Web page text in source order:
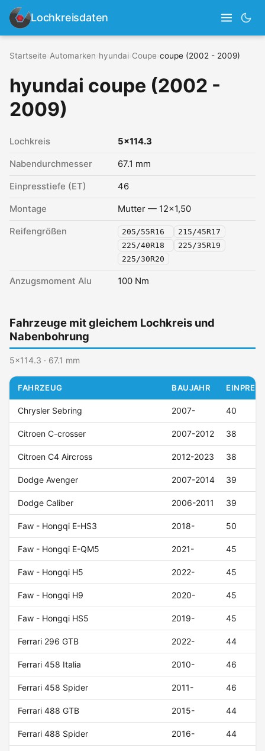
Lochkreisdaten
Startseite Automarken hyundai Coupe coupe (2002 - 2009)
hyundai coupe (2002 -
2009)
Lochkreis 5x114.3
Nabendurchmesser 67.1 mm
Einpresstiefe (ET) 46
Montage Mutter — 12x1,50
Reifengrößen 205/55R16
215/45R17
225/40R18
225/35R19
225/30R20
Anzugsmoment Alu 100 Nm
Fahrzeuge mit gleichem Lochkreis und
Nabenbohrung
5x114.3 · 67.1 mm
FAHRZEUG BAUJAHR
Chrysler Sebring 2007- 40
Citroen C-crosser 2007-2012 38
Citroen C4 Aircross 2012-2023 38
Dodge Avenger 2007-2014 39
Dodge Caliber 2006-2011 39
Faw - Hongqi E-HS3 2018- 50
Faw - Hongqi E-QM5 2021- 45
Faw - Hongqi H5 2022- 45
Faw - Hongqi H9 2020- 45
Faw - Hongqi HS5 2019- 45
Ferrari 296 GTB 2022- 44
Ferrari 458 Italia 2010- 46
Ferrari 458 Spider 2011- 46
Ferrari 488 GTB 2015- 44
Ferrari 488 Spider 2016- 44